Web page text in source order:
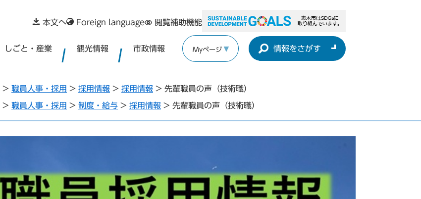
本文へ Foreign language 閲覧補助機能
しごと・産業 観光情報 市政情報 Myページ 情報をさがす
> 職員人事・採用 > 採用情報 > 採用情報 > 先輩職員の声（技術職）
> 職員人事・採用 > 制度・給与 > 採用情報 > 先輩職員の声（技術職）